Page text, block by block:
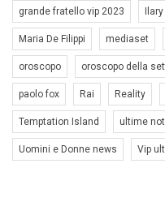
grande fratello vip 2023
Maria De Filippi mediaset
oroscopo oroscopo della
paolo fox Rai Reality
Temptation Island ultime
Uomini e Donne news Vip